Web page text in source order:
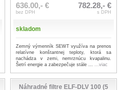
636.00,- €
bez DPH
782.28,- €
s DPH
skladom
Zemný výmenník SEWT využíva na prenos
relatívne konštantnej teploty, ktorá sa
nachádza v zemi, nemrznúcu kvapalinu.
Šetrí energie a zabezpečuje stále ...
...viac
Náhradné filtre ELF-DLV 100 (5